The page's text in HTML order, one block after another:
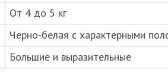
От 4 до 5 кг
Черно-белая с характерными
Большие и выразительные